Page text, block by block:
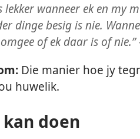
lekker wanneer ek en my
dinge besig is nie.
of ek daar is of nie.”
Die manier hoe jy
huwelik.
doen